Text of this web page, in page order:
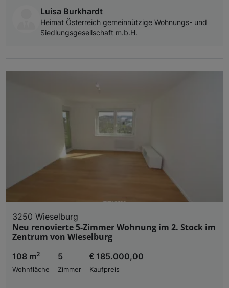
Luisa Burkhardt
Heimat Österreich gemeinnützige Wohnungs- und
Siedlungsgesellschaft m.b.H.
3250 Wieselburg
Neu renovierte 5-Zimmer Wohnung im 2. Stock im
Zentrum von Wieselburg
108 m2
Wohnfläche
5
Zimmer
€ 185.000,00
Kaufpreis